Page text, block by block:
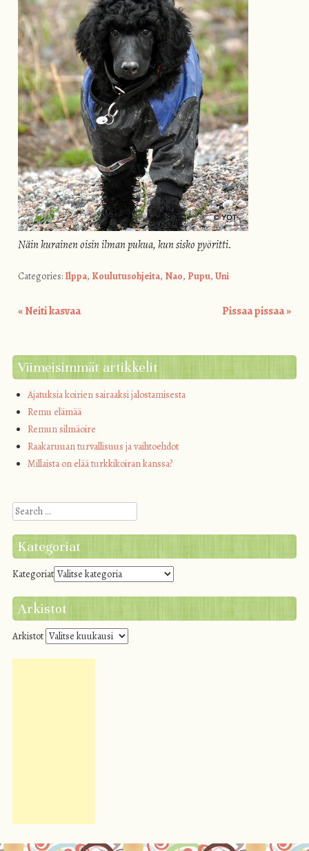
Näin kurainen oisin ilman pukua, kun sisko pyöritti.
Categories: Ilppa, Koulutusohjeita, Nao, Pupu, Uni
«Neiti kasvaa Pissaa pissaa»
Viimeisimmät artikkelit
Ajatuksia koirien sairaaksi jalostamisesta
Remu elämää
Remun silmäoire
Raakaruuan turvallisuus ja vaihtoehdot
Millaista on elää turkkikoiran kanssa?
Search
Kategoriat
Kategoriat
Arkistot
Arkistot